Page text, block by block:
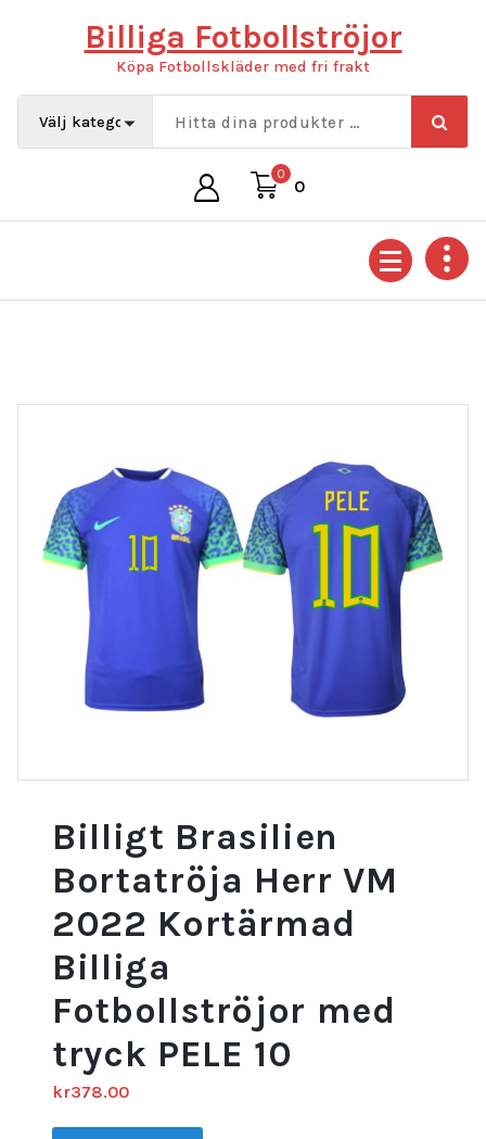
Billiga Fotbollströjor
Köpa Fotbollskläder med fri frakt
0
0
Billigt Brasilien
Bortatröja Herr VM
2022 Kortärmad
Billiga
Fotbollströjor med
tryck PELE 10
kr378.00